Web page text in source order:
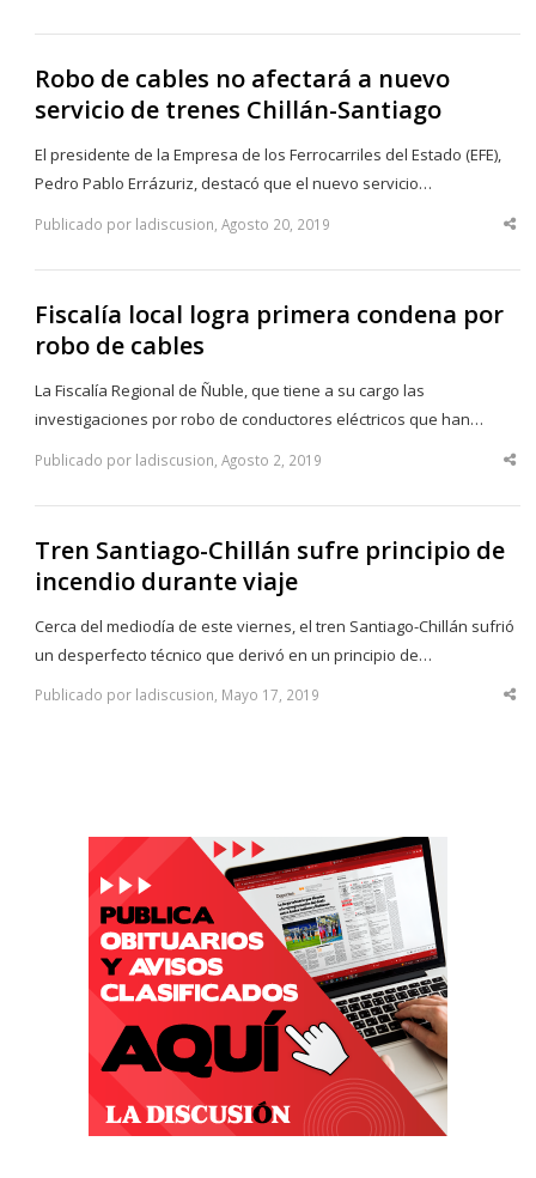
Robo de cables no afectará a nuevo
servicio de trenes Chillán-Santiago
El presidente de la Empresa de los Ferrocarriles del Estado (EFE),
Pedro Pablo Errázuriz, destacó que el nuevo servicio…
Publicado por ladiscusion, Agosto 20, 2019
Fiscalía local logra primera condena por
robo de cables
La Fiscalía Regional de Ñuble, que tiene a su cargo las
investigaciones por robo de conductores eléctricos que han…
Publicado por ladiscusion, Agosto 2, 2019
Tren Santiago-Chillán sufre principio de
incendio durante viaje
Cerca del mediodía de este viernes, el tren Santiago-Chillán sufrió
un desperfecto técnico que derivó en un principio de…
Publicado por ladiscusion, Mayo 17, 2019